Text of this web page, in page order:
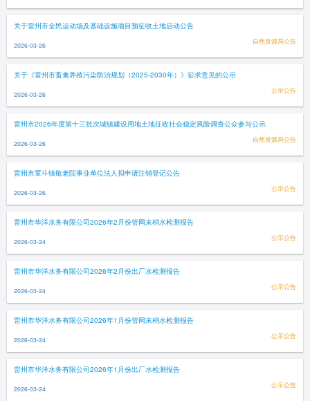
关于雷州市全民运动场及基础设施项目预征收土地启动公告
2026-03-26 自然资源局公告
关于《雷州市畜禽养殖污染防治规划（2025-2030年）》征求意见的公示
2026-03-26 公示公告
雷州市2026年度第十三批次城镇建设用地土地征收社会稳定风险调查公众参与公示
2026-03-26 自然资源局公告
雷州市覃斗镇敬老院事业单位法人拟申请注销登记公告
2026-03-26 公示公告
雷州市华洋水务有限公司2026年2月份管网末梢水检测报告
2026-03-24 公示公告
雷州市华洋水务有限公司2026年2月份出厂水检测报告
2026-03-24 公示公告
雷州市华洋水务有限公司2026年1月份管网末梢水检测报告
2026-03-24 公示公告
雷州市华洋水务有限公司2026年1月份出厂水检测报告
2026-03-24 公示公告